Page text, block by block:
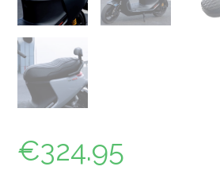
€324.95